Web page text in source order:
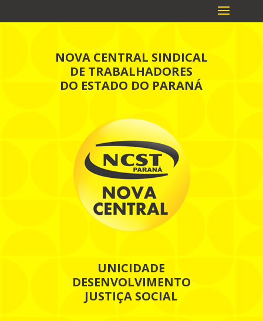
NOVA CENTRAL SINDICAL
DE TRABALHADORES
DO ESTADO DO PARANÁ
UNICIDADE
DESENVOLVIMENTO
JUSTIÇA SOCIAL